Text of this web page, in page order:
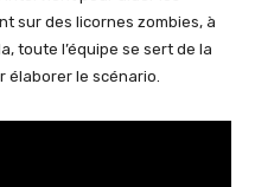
sur des licornes zombies, à
toute l’équipe se sert de la
élaborer le scénario.